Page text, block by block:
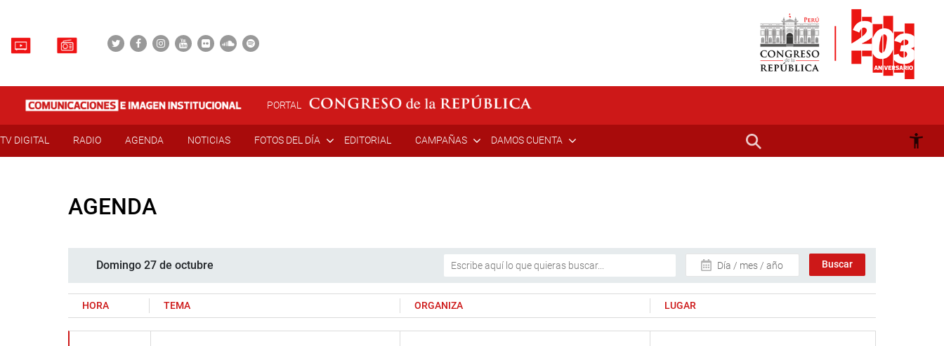
PORTAL
TV DIGITAL RADIO AGENDA NOTICIAS FOTOS DEL DÍA EDITORIAL CAMPAÑAS DAMOS CUENTA
AGENDA
Domingo 27 de octubre Día / mes / año
HORA TEMA ORGANIZA LUGAR